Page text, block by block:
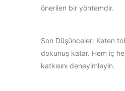
önerilen bir yöntemdir.
Son Düşünceler: Keten
dokunuş katar. Hem iç
katkısını deneyimleyin.